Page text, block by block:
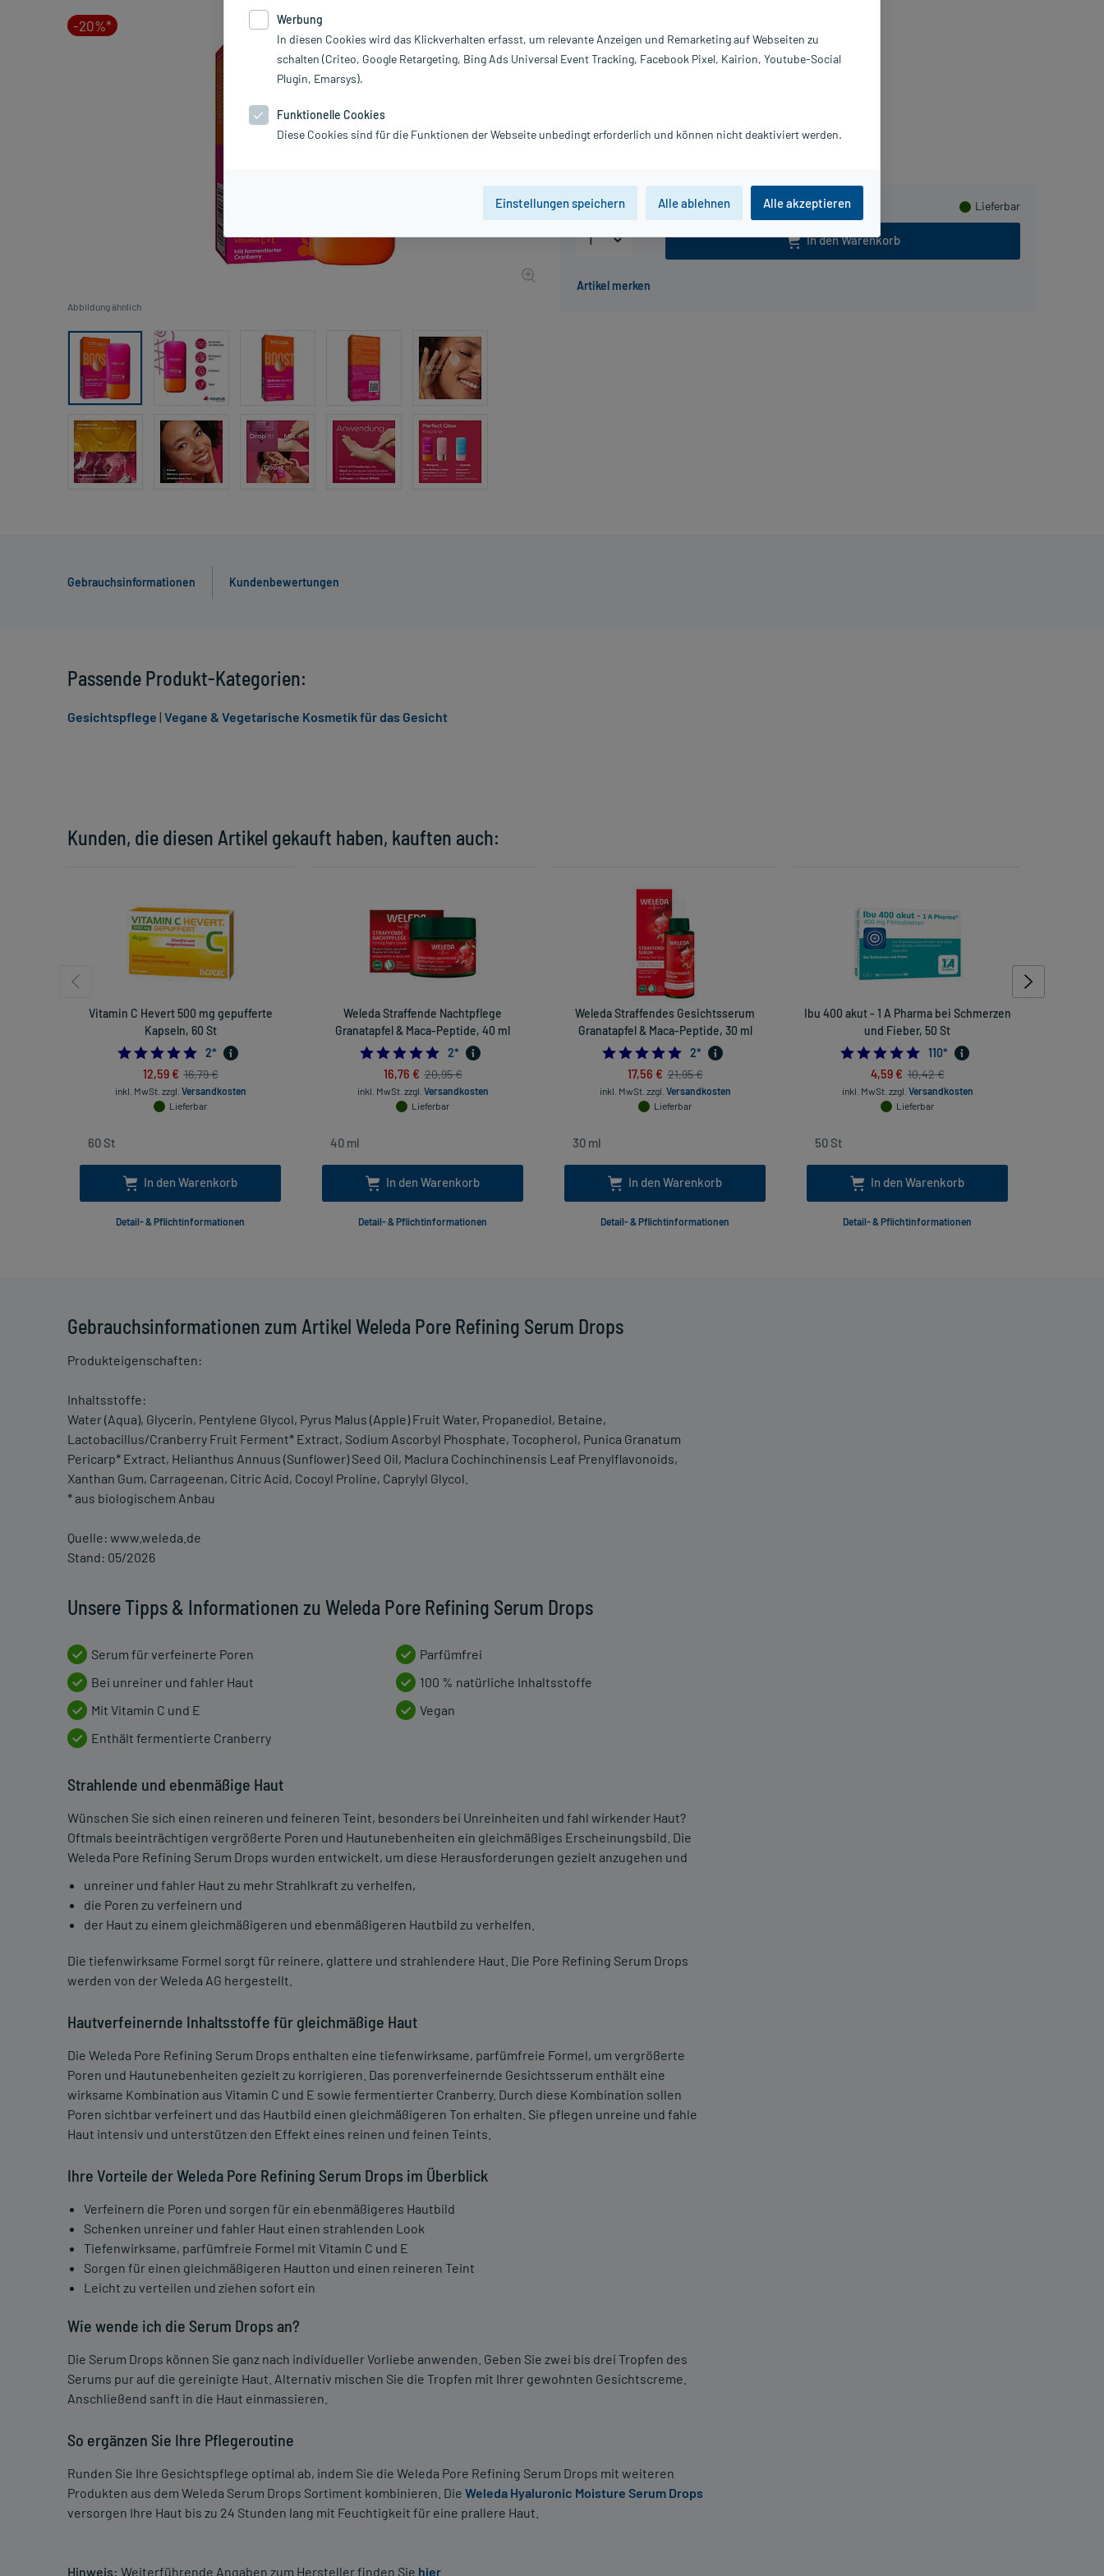
-20%*
Abbildung ähnlich
inkl. MwSt.
Lieferbar
In den Warenkorb
Inhalt:
30 ml
PZN:
19794445
Gebrauchsinformationen Kundenbewertungen
Gebrauchsinformationen zum Artikel Weleda Pore Refining Serum Drops
Produkteigenschaften:
Inhaltsstoffe:
Water (Aqua), Glycerin, Pentylene Glycol, Pyrus Malus (Apple) Fruit Water, Propanediol, Betaine,
Lactobacillus/Cranberry Fruit Ferment* Extract, Sodium Ascorbyl Phosphate, Tocopherol, Punica Granatum
Pericarp* Extract, Helianthus Annuus (Sunflower) Seed Oil, Maclura Cochinchinensis Leaf Prenylflavonoids,
Xanthan Gum, Carrageenan, Citric Acid, Cocoyl Proline, Caprylyl Glycol.
* aus biologischem Anbau
Quelle: www.weleda.de
Stand: 05/2026
Unsere Tipps & Informationen zu Weleda Pore Refining Serum Drops
Serum für verfeinerte Poren
Bei unreiner und fahler Haut
Mit Vitamin C und E
Enthält fermentierte Cranberry
Parfümfrei
100 % natürliche Inhaltsstoffe
Vegan
Strahlende und ebenmäßige Haut
Wünschen Sie sich einen reineren und feineren Teint, besonders bei Unreinheiten und fahl wirkender Haut?
Oftmals beeinträchtigen vergrößerte Poren und Hautunebenheiten ein gleichmäßiges Erscheinungsbild. Die
Weleda Pore Refining Serum Drops wurden entwickelt, um diese Herausforderungen gezielt anzugehen und
unreiner und fahler Haut zu mehr Strahlkraft zu verhelfen,
die Poren zu verfeinern und
der Haut zu einem gleichmäßigeren und ebenmäßigeren Hautbild zu verhelfen.
Die tiefenwirksame Formel sorgt für reinere, glattere und strahlendere Haut. Die Pore Refining Serum Drops
werden von der Weleda AG hergestellt.
Hautverfeinernde Inhaltsstoffe für gleichmäßige Haut
Die Weleda Pore Refining Serum Drops enthalten eine tiefenwirksame, parfümfreie Formel, um vergrößerte
Poren und Hautunebenheiten gezielt zu korrigieren. Das porenverfeinernde Gesichtsserum enthält eine
wirksame Kombination aus Vitamin C und E sowie fermentierter Cranberry. Durch diese Kombination sollen
Poren sichtbar verfeinert und das Hautbild einen gleichmäßigeren Ton erhalten. Sie pflegen unreine und fahle
Haut intensiv und unterstützen den Effekt eines reinen und feinen Teints.
Ihre Vorteile der Weleda Pore Refining Serum Drops im Überblick
Verfeinern die Poren und sorgen für ein ebenmäßigeres Hautbild
Schenken unreiner und fahler Haut einen strahlenden Look
Tiefenwirksame, parfümfreie Formel mit Vitamin C und E
Sorgen für einen gleichmäßigeren Hautton und einen reineren Teint
Leicht zu verteilen und ziehen sofort ein
Wie wende ich die Serum Drops an?
Die Serum Drops können Sie ganz nach individueller Vorliebe anwenden. Geben Sie zwei bis drei Tropfen des
Serums pur auf die gereinigte Haut. Alternativ mischen Sie die Tropfen mit Ihrer gewohnten Gesichtscreme.
Anschließend sanft in die Haut einmassieren.
So ergänzen Sie Ihre Pflegeroutine
Runden Sie Ihre Gesichtspflege optimal ab, indem Sie die Weleda Pore Refining Serum Drops mit weiteren
Produkten aus dem Weleda Serum Drops Sortiment kombinieren. Die Weleda Hyaluronic Moisture Serum Drops
versorgen Ihre Haut bis zu 24 Stunden lang mit Feuchtigkeit für eine prallere Haut.
Hinweis: Weiterführende Angaben zum Hersteller finden Sie hier
Kunden, die diesen Artikel gekauft haben, kauften auch:
Vitamin C Hevert 500 mg gepufferte
Kapseln, 60 St
5.0
2*
12,59 € 16,79 €
inkl. MwSt. zzgl. Versandkosten
Lieferbar
In den Warenkorb
Detail- & Pflichtinformationen
Weleda Straffende Nachtpflege
Granatapfel & Maca-Peptide, 40 ml
5.0
2*
16,76 € 20,95 €
inkl. MwSt. zzgl. Versandkosten
Lieferbar
In den Warenkorb
Detail- & Pflichtinformationen
Weleda Straffendes Gesichtsserum
Granatapfel & Maca-Peptide, 30 ml
5.0
2*
17,56 € 21,95 €
inkl. MwSt. zzgl. Versandkosten
Lieferbar
In den Warenkorb
Detail- & Pflichtinformationen
Ibu 400 akut - 1 A Pharma bei Schmerzen
und Fieber, 50 St
4.872727272727273
110*
4,59 € 10,42 €
inkl. MwSt. zzgl. Versandkosten
Lieferbar
In den Warenkorb
Detail- & Pflichtinformationen
Passende Produkt-Kategorien:
Gesichtspflege | Vegane & Vegetarische Kosmetik für das Gesicht
Werbung
In diesen Cookies wird das Klickverhalten erfasst, um relevante Anzeigen und Remarketing auf Webseiten zu
schalten (Criteo, Google Retargeting, Bing Ads Universal Event Tracking, Facebook Pixel, Kairion, Youtube-Social
Plugin, Emarsys).
Funktionelle Cookies
Diese Cookies sind für die Funktionen der Webseite unbedingt erforderlich und können nicht deaktiviert werden.
Einstellungen speichern Alle ablehnen Alle akzeptieren